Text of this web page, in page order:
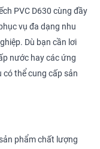
PVC D630 cùng đầy
vụ đa dạng nhu
Dù bạn cần lơi
nước hay các ứng
có thể cung cấp sản
phẩm chất lượng